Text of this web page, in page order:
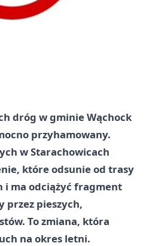
dróg w gminie Wąchock
przyhamowany.
w Starachowicach
które odsunie od trasy
i ma odciążyć fragment
przez pieszych,
To zmiana, która
na okres letni.